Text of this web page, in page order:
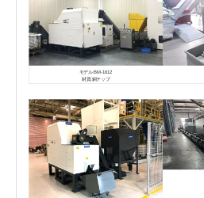
モデル:BM-1612
材質:銅チップ